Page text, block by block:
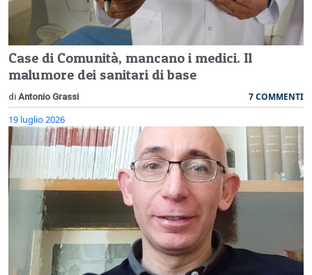
Case di Comunità, mancano i medici. Il
malumore dei sanitari di base
di Antonio Grassi 7 COMMENTI
19 luglio 2026